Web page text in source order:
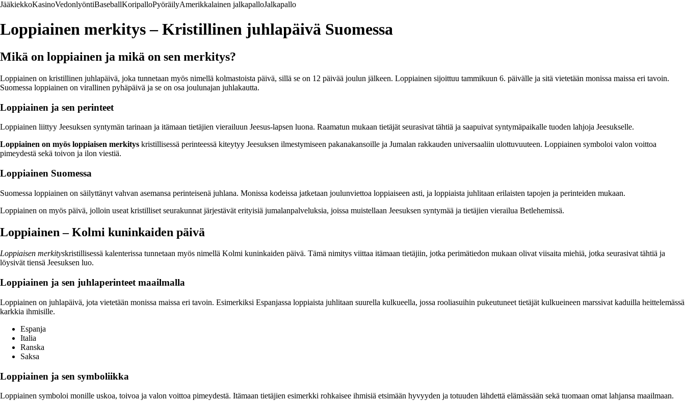
JääkiekkoKasinoVedonlyöntiBaseballKoripalloPyöräilyAmerikkalainen jalkapalloJalkapallo
Loppiainen merkitys – Kristillinen juhlapäivä Suomessa
Mikä on loppiainen ja mikä on sen merkitys?
Loppiainen on kristillinen juhlapäivä, joka tunnetaan myös nimellä kolmastoista päivä, sillä se on 12 päivää joulun jälkeen. Loppiainen sijoittuu tammikuun 6. päivälle ja sitä vietetään monissa maissa eri tavoin.
Suomessa loppiainen on virallinen pyhäpäivä ja se on osa joulunajan juhlakautta.
Loppiainen ja sen perinteet
Loppiainen liittyy Jeesuksen syntymän tarinaan ja itämaan tietäjien vierailuun Jeesus-lapsen luona. Raamatun mukaan tietäjät seurasivat tähtiä ja saapuivat syntymäpaikalle tuoden lahjoja Jeesukselle.
Loppiainen on myös loppiaisen merkitys kristillisessä perinteessä kiteytyy Jeesuksen ilmestymiseen pakanakansoille ja Jumalan rakkauden universaaliin ulottuvuuteen. Loppiainen symboloi valon voittoa
pimeydestä sekä toivon ja ilon viestiä.
Loppiainen Suomessa
Suomessa loppiainen on säilyttänyt vahvan asemansa perinteisenä juhlana. Monissa kodeissa jatketaan joulunviettoa loppiaiseen asti, ja loppiaista juhlitaan erilaisten tapojen ja perinteiden mukaan.
Loppiainen on myös päivä, jolloin useat kristilliset seurakunnat järjestävät erityisiä jumalanpalveluksia, joissa muistellaan Jeesuksen syntymää ja tietäjien vierailua Betlehemissä.
Loppiainen – Kolmi kuninkaiden päivä
Loppiaisen merkityskristillisessä kalenterissa tunnetaan myös nimellä Kolmi kuninkaiden päivä. Tämä nimitys viittaa itämaan tietäjiin, jotka perimätiedon mukaan olivat viisaita miehiä, jotka seurasivat tähtiä ja
löysivät tiensä Jeesuksen luo.
Loppiainen ja sen juhlaperinteet maailmalla
Loppiainen on juhlapäivä, jota vietetään monissa maissa eri tavoin. Esimerkiksi Espanjassa loppiaista juhlitaan suurella kulkueella, jossa rooliasuihin pukeutuneet tietäjät kulkueineen marssivat kaduilla heittelemässä
karkkia ihmisille.
Espanja
Italia
Ranska
Saksa
Loppiainen ja sen symboliikka
Loppiainen symboloi monille uskoa, toivoa ja valon voittoa pimeydestä. Itämaan tietäjien esimerkki rohkaisee ihmisiä etsimään hyvyyden ja totuuden lähdettä elämässään sekä tuomaan omat lahjansa maailmaan.